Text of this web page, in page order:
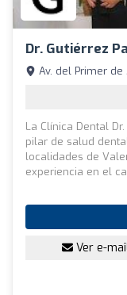
Dr. Gutiérrez
Av. del Primer de
La Clínica Dental
pilar de salud
localidades de
experiencia en el
Ver e-